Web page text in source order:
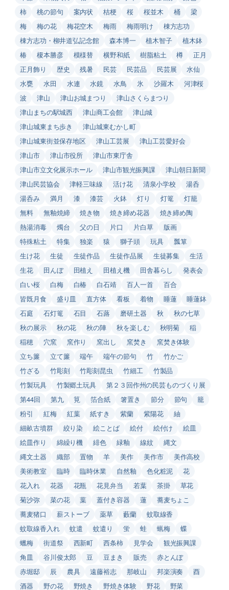
柿
桃の節句 案内状 桔梗 桜 桜並木 桶
梁
梅
梅の花 梅花空木 梅雨 梅雨明け
棟方志功
棟方志功・柳井道弘記念館
森本博一 植木智子
植木鉢
椿
榎本勝彦 模様替 横野和紙 樹脂粘土 樽
正月
正月飾り
歴史 残暑 民芸 民芸品 民芸展
水仙
水甕
水田 水連 水鏡 水鳥 氷 沙羅木
河津桜
波
津山 津山お城まつり
津山さくらまつり
津山まちの駅城西
津山商工会館
津山城
津山城東まち歩き
津山城東むかし町
津山城東街並保存地区
津山工芸展
津山工芸愛好会
津山市
津山市役所
津山市東庁舎
津山市立文化展示ホール
津山市観光振興課
津山朝日新聞
津山民芸協会
津軽三味線 活け花 清泉小学校
湯呑
湯呑み
満月 漆 漆芸 火鉢 灯り 灯篭
灯籠
無料
無釉焼締 焼き物 焼き締め花器
焼き締め陶
熱湯消毒
燭台 父の日 片口 片白草
版画
特殊粘土
特集 独楽 猿 獅子頭 玩具
瓢箪
生け花
生徒 生徒作品 生徒作品展 生徒募集
生活
生花
田んぼ 田植え 田植え機 田舎暮らし
発表会
白い桜
白梅 白椿 白石靖 百人一首
百合
皆既月食
盛り皿 直方体 看板 着物 睡蓮
睡蓮鉢
石庭
石灯篭 石目 石蕗 磨研土器 秋
秋の七草
秋の展示
秋の花 秋の陣 秋を楽しむ 秋明菊
稲
稲穂
穴窯 窯作り 窯出し 窯焚き
窯焚き体験
立ち簾
立て簾 端午 端午の節句 竹
竹かご
竹ざる
竹彫刻 竹彫刻昆虫 竹細工
竹製品
竹製玩具
竹製郷土玩具
第２３回作州の民芸ものづくり展
第44回
第九 筧 箔合紙 箸置き 節分 節句
籠
粉引
紅梅 紅葉 紙すき 紫蘭 紫陽花
紬
細畝古墳群
絞り染 絵ことば 絵付 絵付け
絵皿
絵皿作り
綿繰り機 緋色 緑釉 線紋
縄文
縄文土器
織部 置物 羊 美作 美作市
美作高校
美術教室
臨時 臨時休業 自然釉 色化粧泥
花
花入れ
花器 花瓶 花見弁当 若葉 茶掛
草花
菊沙弥
菜の花 葉 蓋付き容器 蓮
蕎麦ちょこ
蕎麦猪口
薪ストーブ 薬草 藪蘭
蚊取線香
蚊取線香入れ
蚊遣 蚊遣り 蛍 蛙 蝋梅
蝶
蠟梅
街道祭 西新町 西条柿 見学会
観光振興課
角皿
谷川俊太郎 豆 豆まき 販売
赤とんぼ
赤堀邸
辰 農具 遠藤裕志 那岐山 邦楽演奏
酉
酒器
野の花 野焼き 野焼き体験 野花
野菜